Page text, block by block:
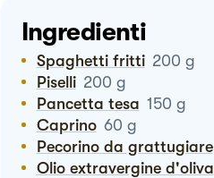
Ingredienti
Spaghetti fritti 200 g
Piselli 200 g
Pancetta tesa 150 g
Caprino 60 g
Pecorino da grattugiare
Olio extravergine d'oliva